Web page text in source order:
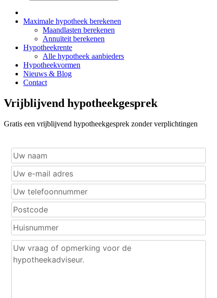
Maximale hypotheek berekenen
Maandlasten berekenen
Annuïteit berekenen
Hypotheekrente
Alle hypotheek aanbieders
Hypotheekvormen
Nieuws & Blog
Contact
Vrijblijvend hypotheekgesprek
Gratis een vrijblijvend hypotheekgesprek zonder verplichtingen